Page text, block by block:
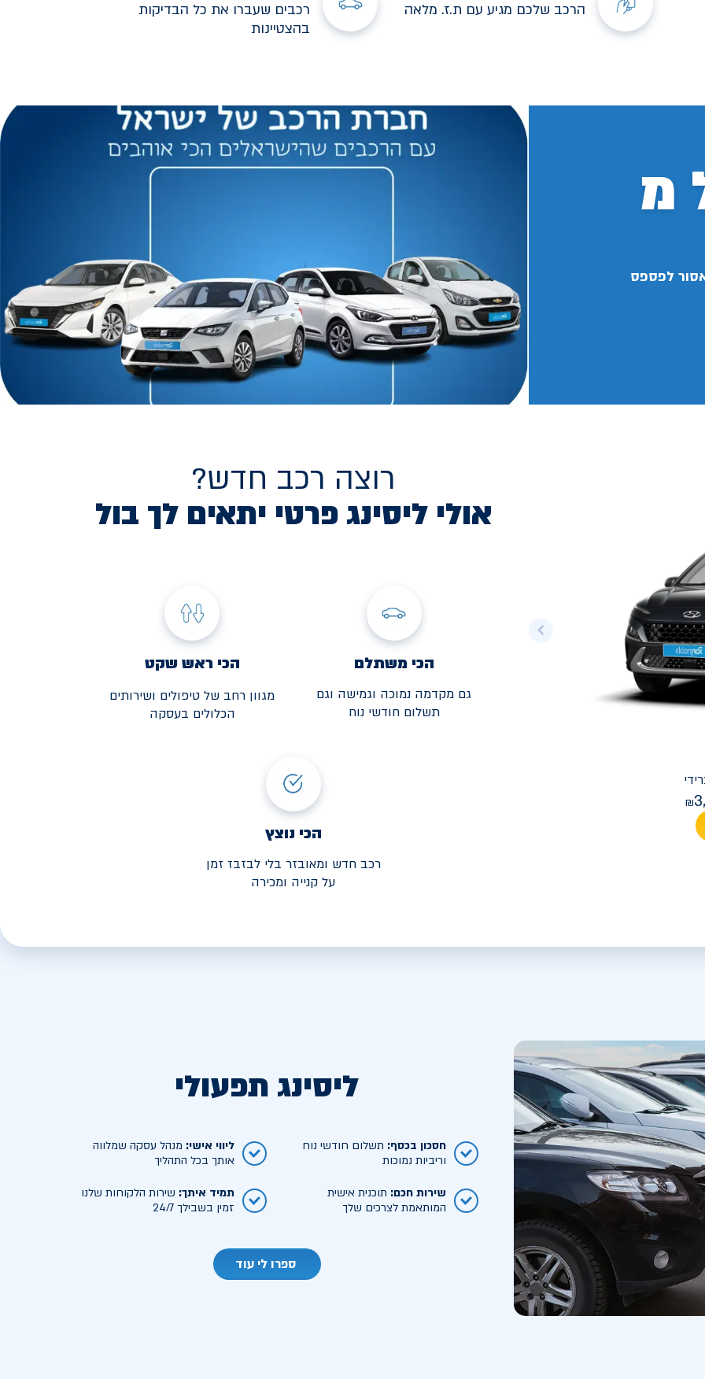
הרכב שלכם מגיע עם ת.ז. מלאה
רכבים שעברו את כל הבדיקות
בהצטיינות
מ
לפספס
רוצה רכב חדש?
אולי ליסינג פרטי יתאים לך בול
הכי משתלם
גם מקדמה נמוכה וגמישה וגם
תשלום חודשי נוח
הכי ראש שקט
מגוון רחב של טיפולים ושירותים
הכלולים בעסקה
הכי נוצץ
רכב חדש ומאובזר בלי לבזבז זמן
על קנייה ומכירה
מחיר חודשי החל מ- 3,190
ליסינג תפעולי
חסכון בכסף: תשלום חודשי נוח
וריביות נמוכות
ליווי אישי: מנהל עסקה שמלווה
אותך בכל התהליך
שירות חכם: תוכנית אישית
המותאמת לצרכים שלך
תמיד איתך: שירות הלקוחות שלנו
זמין בשבילך 24/7
ספרו לי עוד